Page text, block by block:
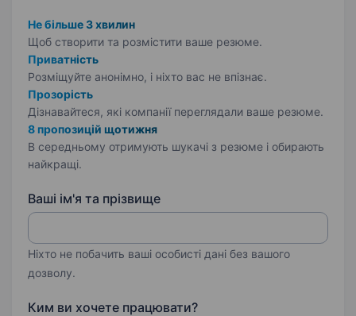
Не більше 3 хвилин
Щоб створити та розмістити ваше резюме.
Приватність
Розміщуйте анонімно, і ніхто вас не впізнає.
Прозорість
Дізнавайтеся, які компанії переглядали ваше резюме.
8 пропозицій щотижня
В середньому отримують шукачі з резюме і обирають
найкращі.
Ваші ім'я та прізвище
Ніхто не побачить ваші особисті дані без вашого
дозволу.
Ким ви хочете працювати?